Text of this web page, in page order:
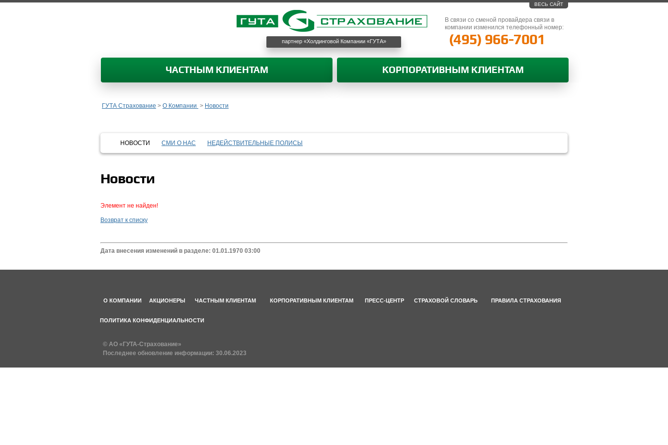
ВЕСЬ САЙТ
партнер «Холдинговой Компании «ГУТА»
В связи со сменой провайдера связи в
компании изменился телефонный номер:
(495) 966-7001
ЧАСТНЫМ КЛИЕНТАМ КОРПОРАТИВНЫМ КЛИЕНТАМ
ГУТА Страхование > О Компании > Новости
НОВОСТИ СМИ О НАС НЕДЕЙСТВИТЕЛЬНЫЕ ПОЛИСЫ
Новости
Элемент не найден!
Возврат к списку
Дата внесения изменений в разделе: 01.01.1970 03:00
О КОМПАНИИ АКЦИОНЕРЫ ЧАСТНЫМ КЛИЕНТАМ КОРПОРАТИВНЫМ КЛИЕНТАМ ПРЕСС-ЦЕНТР СТРАХОВОЙ СЛОВАРЬ ПРАВИЛА СТРАХОВАНИЯ
ПОЛИТИКА КОНФИДЕНЦИАЛЬНОСТИ
© АО «ГУТА-Страхование»
Последнее обновление информации: 30.06.2023